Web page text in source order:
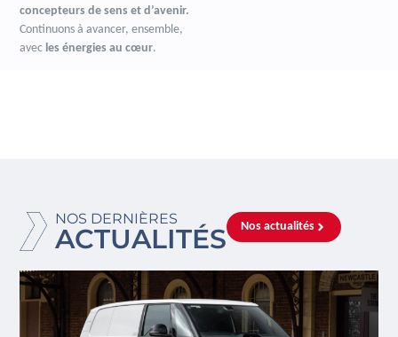
concepteurs de sens et d’avenir.
Continuons à avancer, ensemble,
avec les énergies au cœur.
NOS DERNIÈRES
ACTUALITÉS Nos actualités